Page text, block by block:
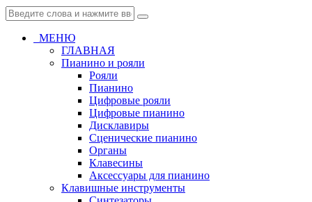
МЕНЮ
ГЛАВНАЯ
Пианино и рояли
Рояли
Пианино
Цифровые рояли
Цифровые пианино
Дисклавиры
Сценические пианино
Органы
Клавесины
Аксессуары для пианино
Клавишные инструменты